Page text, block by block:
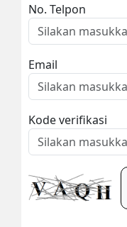
No. Telpon
Email
Kode verifikasi